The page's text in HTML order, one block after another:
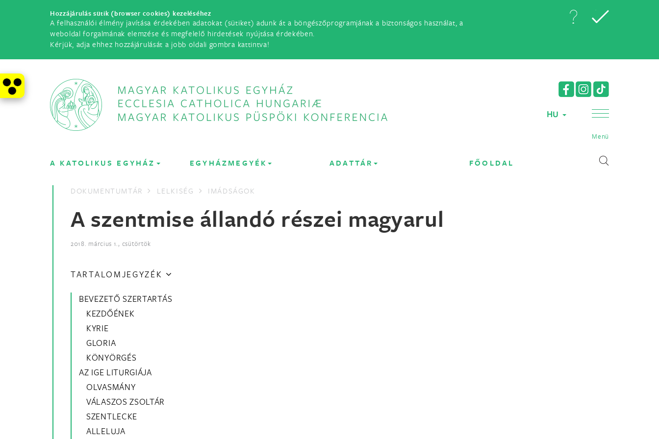
Hozzájárulás sütik (browser cookies) kezeléséhez
A felhasználói élmény javítása érdekében adatokat (sütiket) adunk át a böngészőprogramjának a biztonságos használat, a
weboldal forgalmának elemzése és megfelelő hirdetések nyújtása érdekében.
Kérjük, adja ehhez hozzájárulását a jobb oldali gombra kattintva!
HU
Menü
A KATOLIKUS EGYHÁZ EGYHÁZMEGYÉK ADATTÁR FŐOLDAL
DOKUMENTUMTÁR LELKISÉG IMÁDSÁGOK
A szentmise állandó részei magyarul
2018. március 1., csütörtök
TARTALOMJEGYZÉK
BEVEZETŐ SZERTARTÁS
KEZDŐÉNEK
KYRIE
GLORIA
KÖNYÖRGÉS
AZ IGE LITURGIÁJA
OLVASMÁNY
VÁLASZOS ZSOLTÁR
SZENTLECKE
ALLELUJA